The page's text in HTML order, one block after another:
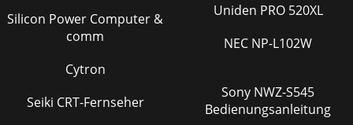
Silicon Power Computer &
comm
Cytron
Seiki CRT-Fernseher
Uniden PRO 520XL
NEC NP-L102W
Sony NWZ-S545
Bedienungsanleitung